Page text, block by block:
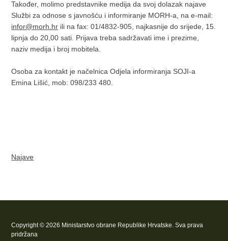
Također, molimo predstavnike medija da svoj dolazak najave
Službi za odnose s javnošću i informiranje MORH-a, na e-mail:
infor@morh.hr ili na fax: 01/4832-905, najkasnije do srijede, 15.
lipnja do 20,00 sati. Prijava treba sadržavati ime i prezime,
naziv medija i broj mobitela.
Osoba za kontakt je načelnica Odjela informiranja SOJI-a
Emina Lišić, mob: 098/233 480.
Najave
Copyright © 2026 Ministarstvo obrane Republike Hrvatske. Sva prava
pridržana